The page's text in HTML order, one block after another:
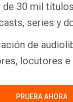
de 30 mil
series y
de
locutores
PRUEBA AHORA